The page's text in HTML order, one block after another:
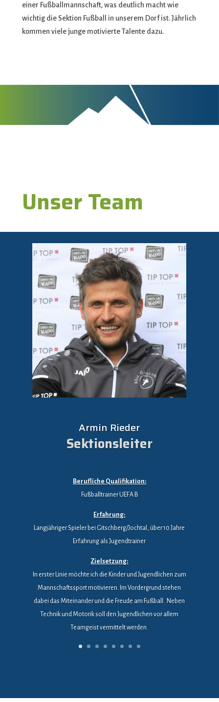
einer Fußballmannschaft, was deutlich macht wie
wichtig die Sektion Fußball in unserem Dorf ist. Jährlich
kommen viele junge motivierte Talente dazu.
Unser Team
Armin Rieder
Sektionsleiter
Berufliche Qualifikation:
Fußballtrainer UEFA B
Erfahrung:
Langjähriger Spieler bei Gitschberg/Jochtal, über 10 Jahre
Erfahrung als Jugendtrainer
Zielsetzung:
In erster Linie möchte ich die Kinder und Jugendlichen zum
Mannschaftssport motivieren. Im Vordergrund stehen
dabei das Miteinander und die Freude am Fußball. Neben
Technik und Motorik soll den Jugendlichen vor allem
Teamgeist vermittelt werden.